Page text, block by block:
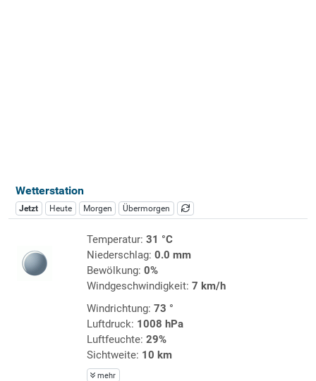
Wetterstation
Jetzt Heute Morgen Übermorgen
Temperatur: 31 °C
Niederschlag: 0.0 mm
Bewölkung: 0%
Windgeschwindigkeit: 7 km/h
Windrichtung: 73 °
Luftdruck: 1008 hPa
Luftfeuchte: 29%
Sichtweite: 10 km
mehr